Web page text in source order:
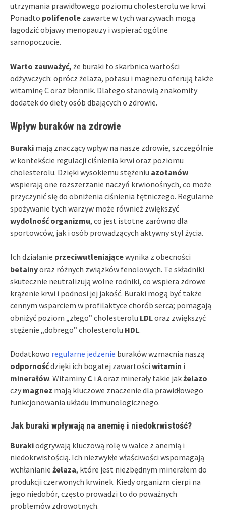
utrzymania prawidłowego poziomu cholesterolu we krwi.
Ponadto polifenole zawarte w tych warzywach mogą
łagodzić objawy menopauzy i wspierać ogólne
samopoczucie.
Warto zauważyć, że buraki to skarbnica wartości
odżywczych: oprócz żelaza, potasu i magnezu oferują także
witaminę C oraz błonnik. Dlatego stanowią znakomity
dodatek do diety osób dbających o zdrowie.
Wpływ buraków na zdrowie
Buraki mają znaczący wpływ na nasze zdrowie, szczególnie
w kontekście regulacji ciśnienia krwi oraz poziomu
cholesterolu. Dzięki wysokiemu stężeniu azotanów
wspierają one rozszerzanie naczyń krwionośnych, co może
przyczynić się do obniżenia ciśnienia tętniczego. Regularne
spożywanie tych warzyw może również zwiększyć
wydolność organizmu, co jest istotne zarówno dla
sportowców, jak i osób prowadzących aktywny styl życia.
Ich działanie przeciwutleniającewynika z obecności
betainyoraz różnych związków fenolowych. Te składniki
skutecznie neutralizują wolne rodniki, co wspiera zdrowe
krążenie krwi i podnosi jej jakość. Buraki mogą być także
cennym wsparciem w profilaktyce chorób serca; pomagają
obniżyć poziom „złego” cholesterolu LDLoraz zwiększyć
stężenie „dobrego” cholesterolu HDL.
Dodatkowo regularne jedzenie buraków wzmacnia naszą
odpornośćdzięki ich bogatej zawartości witamin i
minerałów. Witaminy C i Aoraz minerały takie jakżelazo
czy magnez mają kluczowe znaczenie dla prawidłowego
funkcjonowania układu immunologicznego.
Jak buraki wpływają na anemię i niedokrwistość?
Burakiodgrywają kluczową rolę w walce z anemią i
niedokrwistością. Ich niezwykłe właściwości wspomagają
wchłanianie żelaza, które jest niezbędnym minerałem do
produkcji czerwonych krwinek. Kiedy organizm cierpi na
jego niedobór, często prowadzi to do poważnych
problemów zdrowotnych.